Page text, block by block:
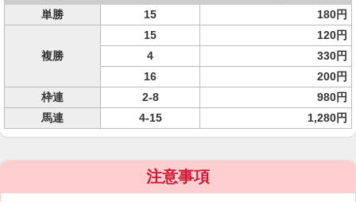
単勝 15 180円
複勝
15
120円
4
330円
16
200円
枠連
2-8
980円
馬連
4-15 1,280円
注意事項